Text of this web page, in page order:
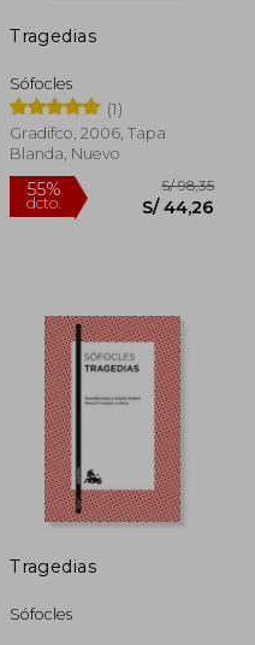
38%
dcto.
Tragedias
Sófocles
(1)
Gradifco, 2006, Tapa
Blanda, Nuevo
Tragedias
Sófocles